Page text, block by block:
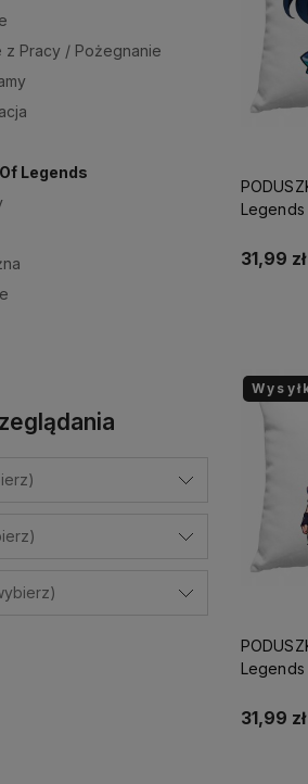
z Pracy / Pożegnanie
Legends
Legends
+ IMIĘ/
31,99 zł
Legends
31,99 zł